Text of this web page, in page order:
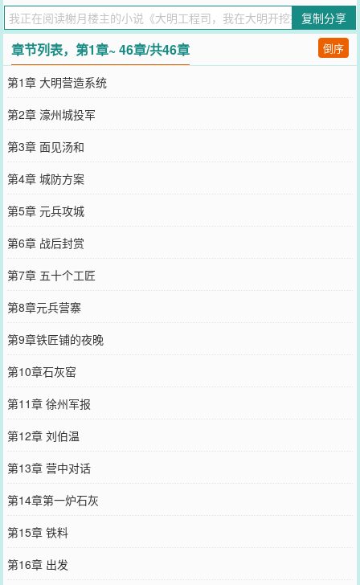
刀弄枪争权夺利，他挖壕筑墙、修桥铺路、改良工事，凭一手绝活儿
在红巾军站稳脚跟，深得汤和器重，更被朱元璋一眼看中。从军营简
易工事到南京都城营造，从疏通运河到修建官道，他用标准化施工、
石灰砂浆、革新榫卯，硬生生把大明基建拉向前五百年！他是帝王眼
中的营造奇才，也是匠人心中的精神支柱。遭权贵构陷，被洪武猜
忌，贬谪北平却意外辅佐燕王，凭攻城器械与防御工程助力靖难登
基。永乐一朝，他修紫禁城、固北疆防线、改良宝船港口，助郑和下
西洋，更建立工程学院，留下传世营造典籍。以自身之能，筑大明国
运！凭一己之力，改写王朝基建史！
您要是觉得《大明工程司，我在大明开挖掘机
记向您QQ群和微博微信里的朋友推荐哦！
复制分享
章节列表，第1章~ 46章/共46章 倒序
第1章 大明营造系统
第2章 濠州城投军
第3章 面见汤和
第4章 城防方案
第5章 元兵攻城
第6章 战后封赏
第7章 五十个工匠
第8章元兵营寨
第9章铁匠铺的夜晚
第10章石灰窑
第11章 徐州军报
第12章 刘伯温
第13章 营中对话
第14章第一炉石灰
第15章 铁料
第16章 出发